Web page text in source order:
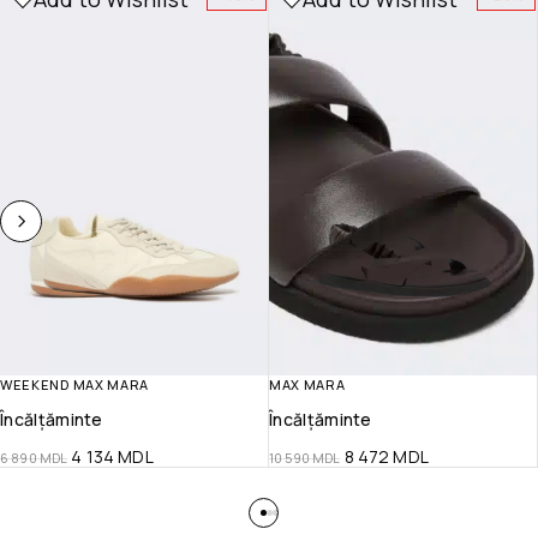
WEEKEND MAX MARA
Încălțăminte
6 890MDL 4 134MDL
MAX MARA
Încălțăminte
10 590MDL 8 472MDL